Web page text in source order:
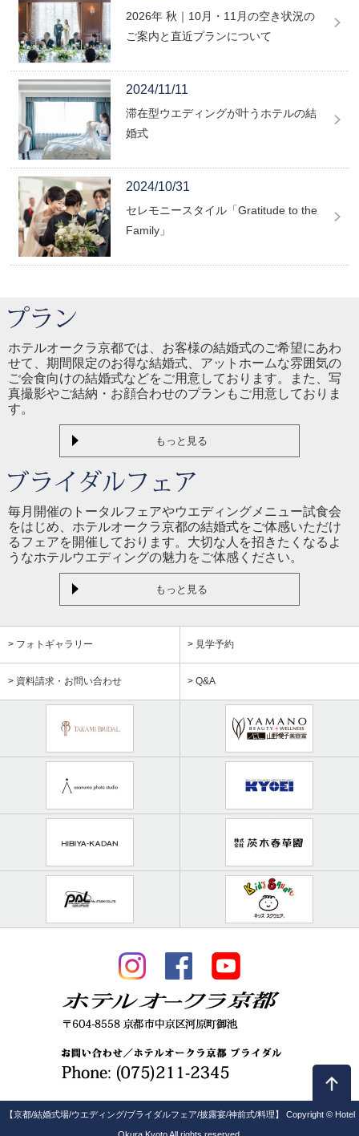
2026年 秋｜10月・11月の空き状況の
ご案内と直近プランについて
2024/11/11
滞在型ウエディングが叶うホテルの結
婚式
2024/10/31
セレモニースタイル「Gratitude to the
Family」
ホテルオークラ京都では、お客様の結婚式のご希望にあわ
せて、期間限定のお得な結婚式、アットホームな雰囲気の
ご会食向けの結婚式などをご用意しております。また、写
真撮影やご結納・お顔合わせのプランもご用意しておりま
す。
もっと見る
毎月開催のトータルフェアやウエディングメニュー試食会
をはじめ、ホテルオークラ京都の結婚式をご体感いただけ
るフェアを開催しております。大切な人を招きたくなるよ
うなホテルウエディングの魅力をご体感ください。
もっと見る
> フォトギャラリー > 見学予約
> 資料請求・お問い合わせ > Q&A
【京都/結婚式場/ウエディング/ブライダルフェア/披露宴/神前式/料理】 Copyright © Hotel